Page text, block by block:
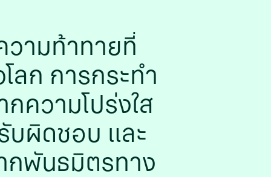
วามท้าทายที่
ลก การกระทํา
ความโปร่งใส
บผิดชอบ และ
กพันธมิตรทาง